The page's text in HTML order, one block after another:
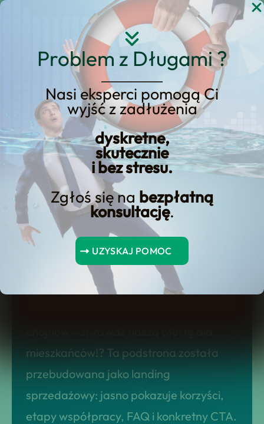
Problem z Długami ?
Nasi eksperci pomogą Ci
wyjść z zadłużenia
dyskretne,
skutecznie
i bez stresu.
Zgłoś się na bezpłatną
konsultację.
UZYSKAJ POMOC
Przejdź
KREDYT123.PL – OFERTA SPRZEDAŻOWA
Usługi Upadłości
Konsumenckiej w
miejscowości Chojnow
– Sprawdź Naszą
Ofertę dla
Mieszkańców!
Szukasz rozwiązania typu usługi
mieszkańców!? Ta podstrona została
przebudowana jako landing
sprzedażowy: jasno pokazuje korzyści,
etapy współpracy, FAQ i konkretny CTA.